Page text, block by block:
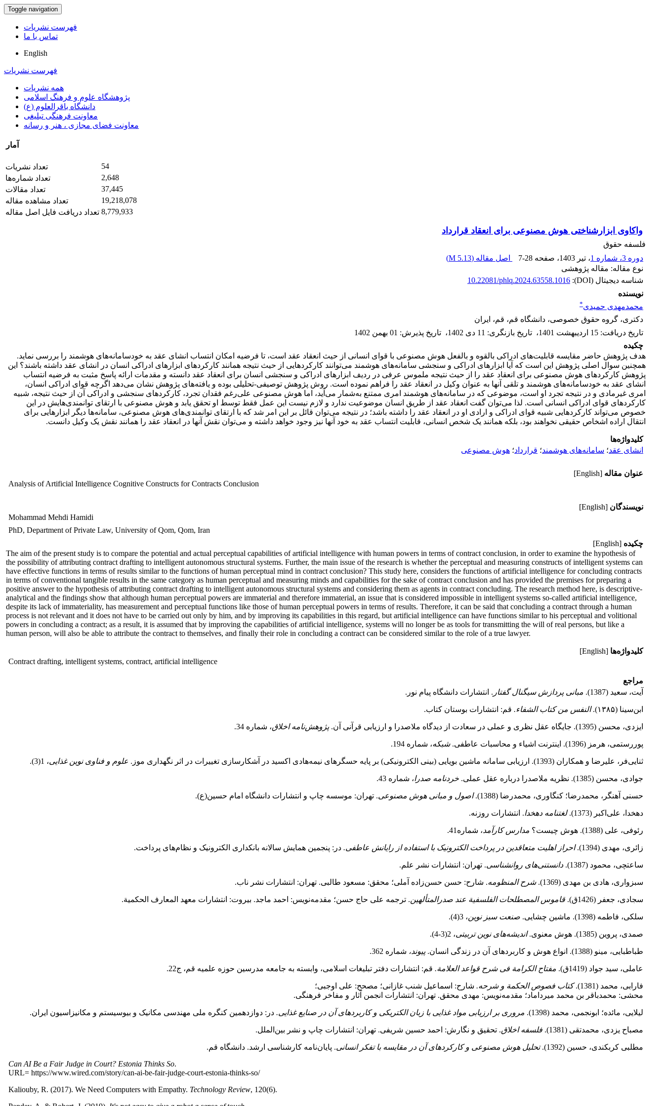
Toggle navigation
فهرست نشریات
تماس با ما
English
فهرست نشریات
همه نشریات
پژوهشگاه علوم و فرهنگ اسلامی
دانشگاه باقرالعلوم (ع)
معاونت فرهنگی تبلیغی
معاونت فضای مجازی ، هنر و رسانه
آمار
تعداد نشریات
54
تعداد شماره‌ها
2,648
تعداد مقالات
37,445
تعداد مشاهده مقاله
19,218,078
تعداد دریافت فایل اصل مقاله 8,779,933
واکاوی ابزارشناختی هوش مصنوعی برای انعقاد قرارداد
فلسفه حقوق
دوره 3، شماره 1
، تیر 1403 ، صفحه 7-28 اصل مقاله (5.13 M
)
نوع مقاله: مقاله پژوهشی
شناسه دیجیتال (DOI):
10.22081/phlq.2024.63558.1016
نویسنده
محمدمهدی حمیدی*
دکتری، گروه حقوق خصوصی، دانشگاه قم، قم، ایران
تاریخ دریافت: 15 اردیبهشت 1401 ، تاریخ بازنگری: 11 دی 1402 ، تاریخ پذیرش: 01 بهمن 1402
چکیده
هدف پژوهش حاضر مقایسه قابلیت‌های ادراکی بالقوه و بالفعل هوش مصنوعی با قوای انسانی از حیث انعقاد عقد است، تا فرضیه امکان انتساب انشای عقد به خودسامانه‌های هوشمند را بررسی نماید.
همچنین سوال اصلی پژوهش این است که آیا ابزارهای ادراکی و سنجشی سامانه‌های هوشمند می‌توانند کارکرد‌هایی از حیث نتیجه همانند کارکردهای ابزارهای ادراکی انسان در انشای عقد داشته باشند؟ این
پژوهش کارکرد‌های هوش مصنوعی برای انعقاد عقد را از حیث نتیجه ملموس عرفی در ردیف ابزارهای ادراکی و سنجشی انسان برای انعقاد عقد دانسته و مقدمات ارائه پاسخ مثبت به فرضیه انتساب
انشای عقد به خودسامانه‌های هوشمند و تلقی آنها به عنوان وکیل در انعقاد عقد را فراهم نموده است. روش پژوهش توصیفی-تحلیلی بوده و یافته‌های پژوهش نشان می‌دهد اگرچه قوای ادراکی انسان،
امری غیرمادی و در نتیجه تجرد او است، موضوعی که در سامانه‌های هوشمند امری ممتنع به‌شمار می‌آید، اما هوش مصنوعی علی‌رغم فقدان تجرد، کارکردهای سنجشی و ادراکی آن از حیث نتیجه، شبیه
کارکردهای قوای ادراکی انسانی است. لذا می‌توان گفت انعقاد عقد از طریق انسان موضوعیت ندارد و لازم نیست این عمل فقط توسط او تحقق یابد و هوش مصنوعی با ارتقای توانمندی‌هایش در این
خصوص می‌تواند کارکرد‌هایی شبیه قوای ادراکی و ارادی او در انعقاد عقد را داشته باشد؛ در نتیجه می‌توان قائل بر این امر شد که با ارتقای توانمندی‌های هوش مصنوعی، سامانه‌ها دیگر ابزارهایی برای
انتقال اراده اشخاص حقیقی نخواهند بود، بلکه همانند یک شخص انسانی، قابلیت انتساب عقد به خود آنها نیز وجود خواهد داشته و می‌توان نقش آنها در انعقاد عقد را همانند نقش یک وکیل دانست.
کلیدواژه‌ها
انشای عقد؛ سامانه‌های هوشمند؛ قرارداد؛ هوش مصنوعی
عنوان مقاله [English]
Analysis of Artificial Intelligence Cognitive Constructs for Contracts Conclusion
نویسندگان [English]
Mohammad Mehdi Hamidi
PhD, Department of Private Law, University of Qom, Qom, Iran
چکیده [English]
The aim of the present study is to compare the potential and actual perceptual capabilities of artificial intelligence with human powers in terms of contract conclusion, in order to examine the hypothesis of
the possibility of attributing contract drafting to intelligent autonomous structural systems. Further, the main issue of the research is whether the perceptual and measuring constructs of intelligent systems can
have effective functions in terms of results similar to the functions of human perceptual mind in contract conclusion? This study here, considers the functions of artificial intelligence for concluding contracts
in terms of conventional tangible results in the same category as human perceptual and measuring minds and capabilities for the sake of contract conclusion and has provided the premises for preparing a
positive answer to the hypothesis of attributing contract drafting to intelligent autonomous structural systems and considering them as agents in contract concluding. The research method here, is descriptive-
analytical and the findings show that although human perceptual powers are immaterial and therefore immaterial, an issue that is considered impossible in intelligent systems so-called artificial intelligence,
despite its lack of immateriality, has measurement and perceptual functions like those of human perceptual powers in terms of results. Therefore, it can be said that concluding a contract through a human
process is not relevant and it does not have to be carried out only by him, and by improving its capabilities in this regard, but artificial intelligence can have functions similar to his perceptual and volitional
powers in concluding a contract; as a result, it is assumed that by improving the capabilities of artificial intelligence, systems will no longer be as tools for transmitting the will of real persons, but like a
human person, will also be able to attribute the contract to themselves, and finally their role in concluding a contract can be considered similar to the role of a true lawyer.
کلیدواژه‌ها [English]
Contract drafting, intelligent systems, contract, artificial intelligence
مراجع
آیت، سعید (1387).
مبانی پردازش سیگنال گفتار . انتشارات دانشگاه پیام نور.
ابن‌سینا (۱۳۸۵). النفس من کتاب الشفاء. قم: انتشارات بوستان کتاب.
ایزدی، محسن (1395). جایگاه عقل نظری و عملی در سعادت از دیدگاه ملاصدرا و ارزیابی قرآنی آن. پژوهش‌نامه اخلاق، شماره 34.
پوررستمی، هرمز (1396). اینترنت اشیاء و محاسبات عاطفی. شبکه، شماره 194.
ثنایی‌فر، علیرضا و همکاران (1393). ارزیابی سامانه ماشین بویایی (بینی الکترونیکی) بر پایه حسگرهای نیمه‌هادی اکسید در آشکارسازی تغییرات در اثر نگهداری موز. علوم و فناوی نوین غذایی، 1(3).
جوادی، محسن (1385). نظریه ملاصدرا درباره عقل عملی. خردنامه صدرا، شماره 43.
حسنی آهنگر، محمدرضا؛ کنگاوری، محمدرضا (1388). اصول و مبانی هوش مصنوعی. تهران: موسسه چاپ و انتشارات دانشگاه امام حسین(ع).
دهخدا، علی‌اکبر (1373). لغتنامه دهخدا. انتشارات روزنه.
رئوفی، علی (1388). هوش چیست؟ مدارس کارآمد، شماره41.
زائری، مهدی (1394). احراز اهلیت متعاقدین در پرداخت الکترونیک با استفاده از رایانش عاطفی. در: پنجمین همایش سالانه بانکداری الکترونیک و نظام‌های پرداخت.
ساعتچی، محمود (1387). دانستنی‌های روانشناسی. تهران: انتشارات نشر علم.
سبزواری، هادی بن مهدی (1369). شرح المنظومه. شارح: حسن حسن‌زاده آملی؛ محقق: مسعود طالبی. تهران: انتشارات نشر ناب.
سجادی، جعفر (1426ق). قاموس المصطلحات الفلسفیة عند صدرالمتألهین. ترجمه علی حاج حسن؛ مقدمه‌نویس: احمد ماجد. بیروت: انتشارات معهد المعارف الحکمیة.
سلکی، فاطمه (1398). ماشین چشایی. صنعت سبز نوین، 3(4).
صمدی، پروین (1385). هوش معنوی. اندیشه‌های نوین تربیتی، 2(3-4).
طباطبایی، مینو (1388). انواع هوش و کاربردهای آن در زندگی انسان. پیوند، شماره 362.
عاملی، سید جواد (1419ق). مفتاح الکرامة فی شرح قواعد العلامة. قم: انتشارات دفتر تبلیغات اسلامی، وابسته به جامعه مدرسین حوزه علمیه قم، ج22.
فارابی، محمد (1381). کتاب فصوص الحکمة و شرحه. شارح: اسماعیل شنب غازانی؛ مصحح: علی اوجبی؛
محشی: محمدباقر بن محمد میرداماد؛ مقدمه‌نویس: مهدی محقق. تهران: انتشارات انجمن آثار و مفاخر فرهنگی.
لیلایی، مائده؛ ابونجمی، محمد (1398). مروری بر ارزیابی مواد غذایی با زبان الکتریکی و کاربردهای آن در صنایع غذایی. در: دوازدهمین کنگره ملی مهندسی مکانیک و بیوسیستم و مکانیزاسیون ایران.
مصباح یزدی، محمدتقی (1381). فلسفه اخلاق. تحقیق و نگارش: احمد حسین شریفی. تهران: انتشارات چاپ و نشر بین‌الملل.
مطلبی کربکندی، حسین (1392). تحلیل هوش مصنوعی و کارکردهای آن در مقایسه با تفکر انسانی. پایان‌نامه کارشناسی ارشد. دانشگاه قم.
Can AI Be a Fair Judge in Court? Estonia Thinks So.
URL= https://www.wired.com/story/can-ai-be-fair-judge-court-estonia-thinks-so/
Kaliouby, R. (2017). We Need Computers with Empathy. Technology Review, 120(6).